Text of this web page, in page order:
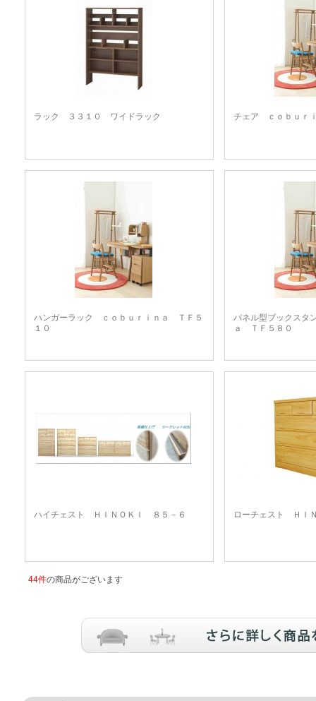
ラック ３３１０ ワイドラック チェア ｃｏｂｕｒ
ハンガーラック ｃｏｂｕｒｉｎａ ＴＦ５
１０
パネル型ブックスタ
ａ ＴＦ５８０
ハイチェスト ＨＩＮＯＫＩ ８５－６ ローチェスト ＨＩ
44件の商品がございます